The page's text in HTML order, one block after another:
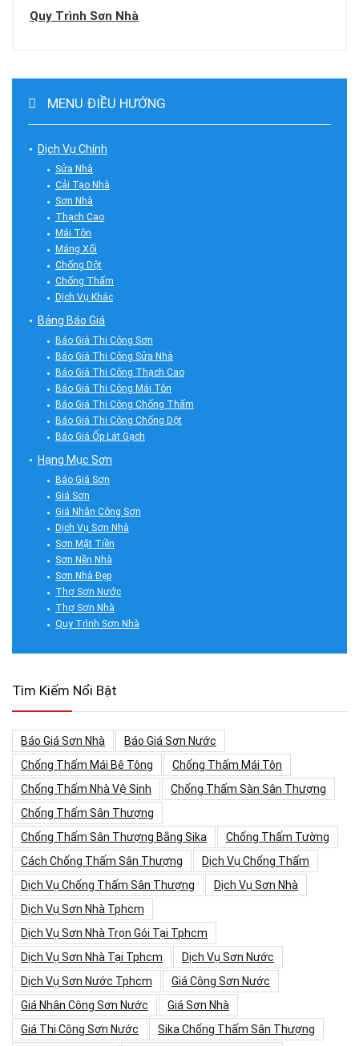
Quy Trình Sơn Nhà
MENU ĐIỀU HƯỚNG
Dịch Vụ Chính
Sửa Nhà
Cải Tạo Nhà
Sơn Nhà
Thạch Cao
Mái Tôn
Máng Xối
Chống Dột
Chống Thấm
Dịch Vụ Khác
Bảng Báo Giá
Báo Giá Thi Công Sơn
Báo Giá Thi Công Sửa Nhà
Báo Giá Thi Công Thạch Cao
Báo Giá Thi Công Mái Tôn
Báo Giá Thi Công Chống Thấm
Báo Giá Thi Công Chống Dột
Báo Giá Ốp Lát Gạch
Hạng Mục Sơn
Báo Giá Sơn
Giá Sơn
Giá Nhân Công Sơn
Dịch Vụ Sơn Nhà
Sơn Mặt Tiền
Sơn Nền Nhà
Sơn Nhà Đẹp
Thợ Sơn Nước
Thợ Sơn Nhà
Quy Trình Sơn Nhà
Tìm Kiếm Nổi Bật
Báo Giá Sơn Nhà
Báo Giá Sơn Nước
Chống Thấm Mái Bê Tông
Chống Thấm Mái Tôn
Chống Thấm Nhà Vệ Sinh
Chống Thấm Sàn Sân Thượng
Chống Thấm Sân Thượng
Chống Thấm Sân Thượng Bằng Sika
Chống Thấm Tường
Cách Chống Thấm Sân Thượng
Dịch Vụ Chống Thấm
Dịch Vụ Chống Thấm Sân Thượng
Dịch Vụ Sơn Nhà
Dịch Vụ Sơn Nhà Tphcm
Dịch Vụ Sơn Nhà Trọn Gói Tại Tphcm
Dịch Vụ Sơn Nhà Tại Tphcm
Dịch Vụ Sơn Nước
Dịch Vụ Sơn Nước Tphcm
Giá Công Sơn Nước
Giá Nhân Công Sơn Nước
Giá Sơn Nhà
Giá Thi Công Sơn Nước
Sika Chống Thấm Sân Thượng